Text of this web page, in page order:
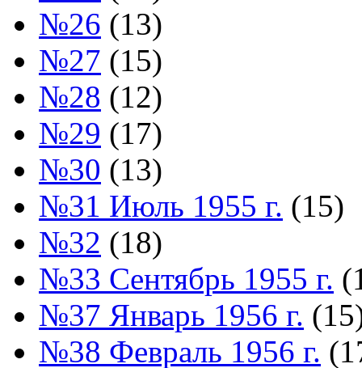
№26 (13)
№27 (15)
№28 (12)
№29 (17)
№30 (13)
№31 Июль 1955 г. (15)
№32 (18)
№33 Сентябрь 1955 г.
№37 Январь 1956 г.
№38 Февраль 1956 г.